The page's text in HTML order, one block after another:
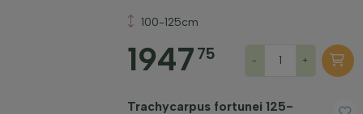
100-125cm
1947 75 - +
Trachycarpus fortunei 125-